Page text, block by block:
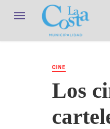
CINE
Los